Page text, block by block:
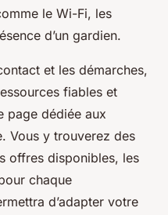
le Wi-Fi, les
d’un gardien.
et les démarches,
fiables et
page dédiée aux
Vous y trouverez des
offres disponibles, les
chaque
d’adapter votre